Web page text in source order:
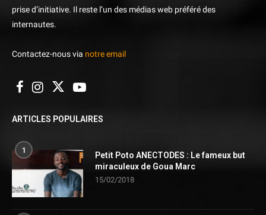
prise d’initiative. Il reste l’un des médias web préféré des
internautes.
Contactez-nous via notre email
ARTICLES POPULAIRES
1
Petit Poto ANECTODES : Le fameux but
miraculeux de Goua Marc
15/02/2018